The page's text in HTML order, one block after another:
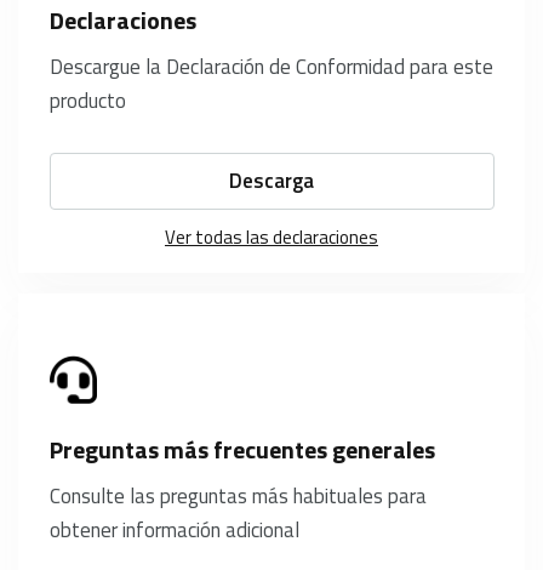
Declaraciones
Descargue la Declaración de Conformidad para este
producto
Descarga
Ver todas las declaraciones
Preguntas más frecuentes generales
Consulte las preguntas más habituales para
obtener información adicional